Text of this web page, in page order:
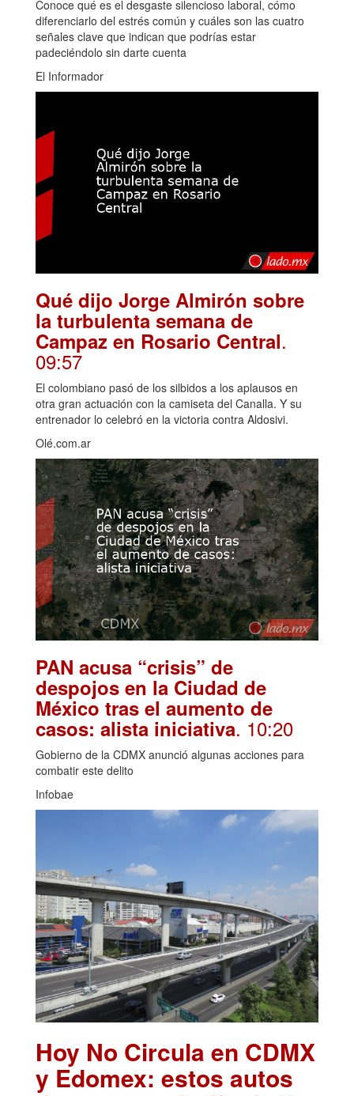
Conoce qué es el desgaste silencioso laboral, cómo
diferenciarlo del estrés común y cuáles son las cuatro
señales clave que indican que podrías estar
padeciéndolo sin darte cuenta
El Informador
Qué dijo Jorge Almirón sobre
la turbulenta semana de
Campaz en Rosario Central.
09:57
El colombiano pasó de los silbidos a los aplausos en
otra gran actuación con la camiseta del Canalla. Y su
entrenador lo celebró en la victoria contra Aldosivi.
Olé.com.ar
PAN acusa “crisis” de
despojos en la Ciudad de
México tras el aumento de
casos: alista iniciativa. 10:20
Gobierno de la CDMX anunció algunas acciones para
combatir este delito
Infobae
Hoy No Circula en CDMX
y Edomex: estos autos